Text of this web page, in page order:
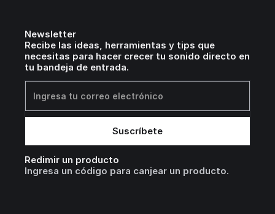
Newsletter
Recibe las ideas, herramientas y tips que
necesitas para hacer crecer tu sonido directo en
tu bandeja de entrada.
Redimir un producto
Ingresa un código para canjear un producto.